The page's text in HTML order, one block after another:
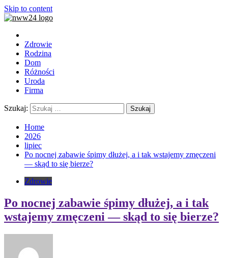
Skip to content
Zdrowie
Rodzina
Dom
Różności
Uroda
Firma
Szukaj:
Home
2026
lipiec
Po nocnej zabawie śpimy dłużej, a i tak wstajemy zmęczeni
— skąd to się bierze?
Zdrowie
Po nocnej zabawie śpimy dłużej, a i tak
wstajemy zmęczeni — skąd to się bierze?